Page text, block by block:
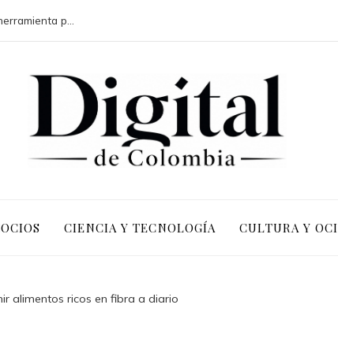
CIENCIA Y TECNOLOGÍA CULTURA Y
alimentos ricos en fibra a diario